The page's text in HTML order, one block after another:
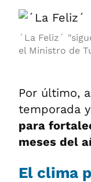
´La Feliz´
el Ministro de
Por último,
temporada
para
meses del
El clima